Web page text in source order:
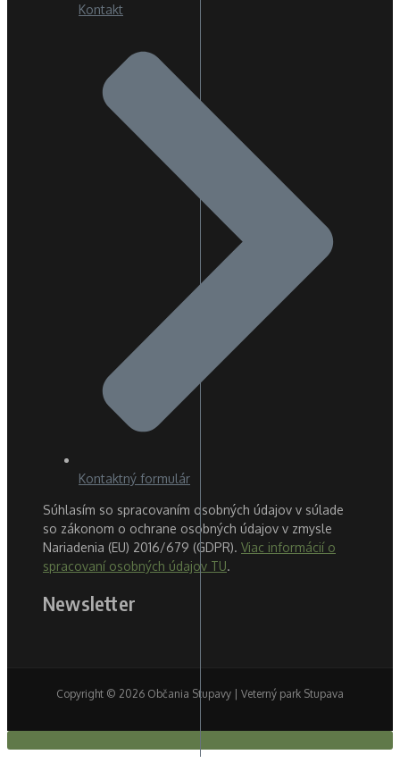
Kontakt
Kontaktný formulár
Súhlasím so spracovaním osobných údajov v súlade
so zákonom o ochrane osobných údajov v zmysle
Nariadenia (EU) 2016/679 (GDPR). Viac informácií o
spracovaní osobných údajov TU.
Newsletter
Copyright © 2026 Občania Stupavy | Veterný park Stupava